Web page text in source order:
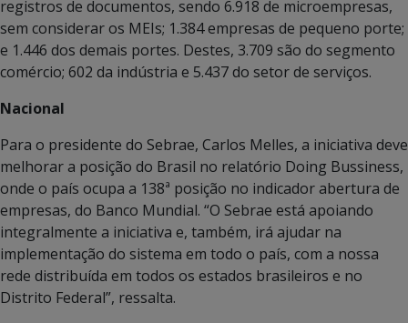
registros de documentos, sendo 6.918 de microempresas,
sem considerar os MEIs; 1.384 empresas de pequeno porte;
e 1.446 dos demais portes. Destes, 3.709 são do segmento
comércio; 602 da indústria e 5.437 do setor de serviços.
Nacional
Para o presidente do Sebrae, Carlos Melles, a iniciativa deve
melhorar a posição do Brasil no relatório Doing Bussiness,
onde o país ocupa a 138ª posição no indicador abertura de
empresas, do Banco Mundial. “O Sebrae está apoiando
integralmente a iniciativa e, também, irá ajudar na
implementação do sistema em todo o país, com a nossa
rede distribuída em todos os estados brasileiros e no
Distrito Federal”, ressalta.